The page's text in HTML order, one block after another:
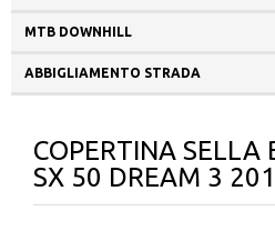
MTB DOWNHILL
ABBIGLIAMENTO STRADA
COPERTINA SELLA
SX 50 DREAM 3